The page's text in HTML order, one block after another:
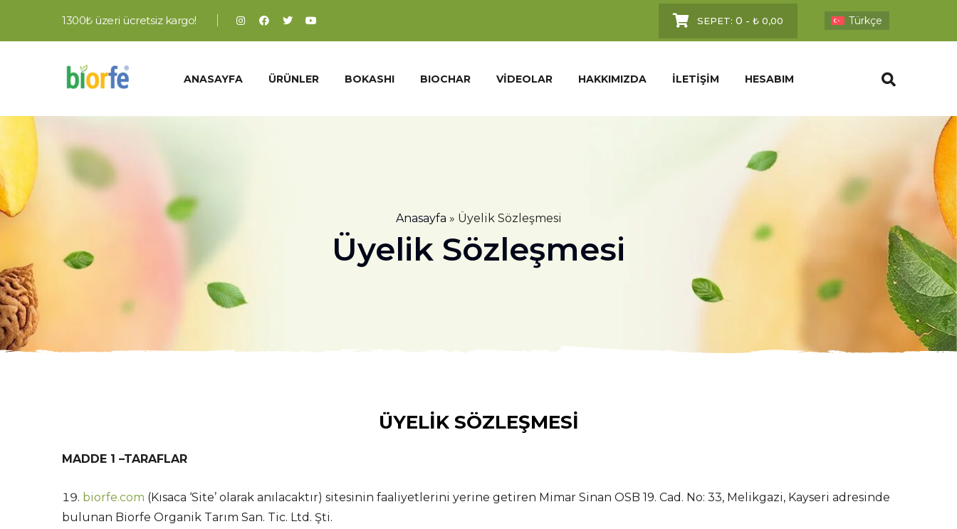
1300₺ üzeri ücretsiz kargo! SEPET:0 -₺ 0,00 Türkçe
ANASAYFA ÜRÜNLER BOKASHI BIOCHAR VIDEOLAR HAKKIMIZDA İLETIŞIM HESABIM
Anasayfa » Üyelik Sözleşmesi
Üyelik Sözleşmesi
ÜYELİK SÖZLEŞMESİ
MADDE 1 –TARAFLAR
biorfe.com (Kısaca ‘Site’ olarak anılacaktır) sitesinin faaliyetlerini yerine getiren Mimar Sinan OSB 19. Cad. No: 33, Melikgazi, Kayseri adresinde
bulunan Biorfe Organik Tarım San. Tic. Ltd. Şti.